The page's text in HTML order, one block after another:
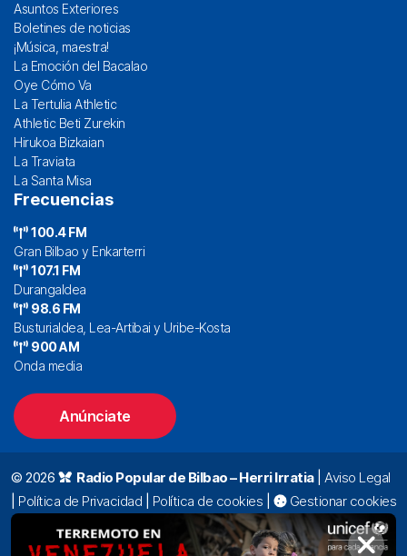
Asuntos Exteriores
Boletines de noticias
¡Música, maestra!
La Emoción del Bacalao
Oye Cómo Va
La Tertulia Athletic
Athletic Beti Zurekin
Hirukoa Bizkaian
La Traviata
La Santa Misa
Frecuencias
100.4 FM
Gran Bilbao y Enkarterri
107.1 FM
Durangaldea
98.6 FM
Busturialdea, Lea-Artibai y Uribe-Kosta
900 AM
Onda media
Anúnciate
© 2026 Radio Popular de Bilbao – Herri Irratia| Aviso Legal
Política de Privacidad Política de cookies
Gestionar cookies
Alda. Mazarredo, 47 – 7º 48009 Bilbao |
94 423 92 00|
oyentes@radiopopular.com